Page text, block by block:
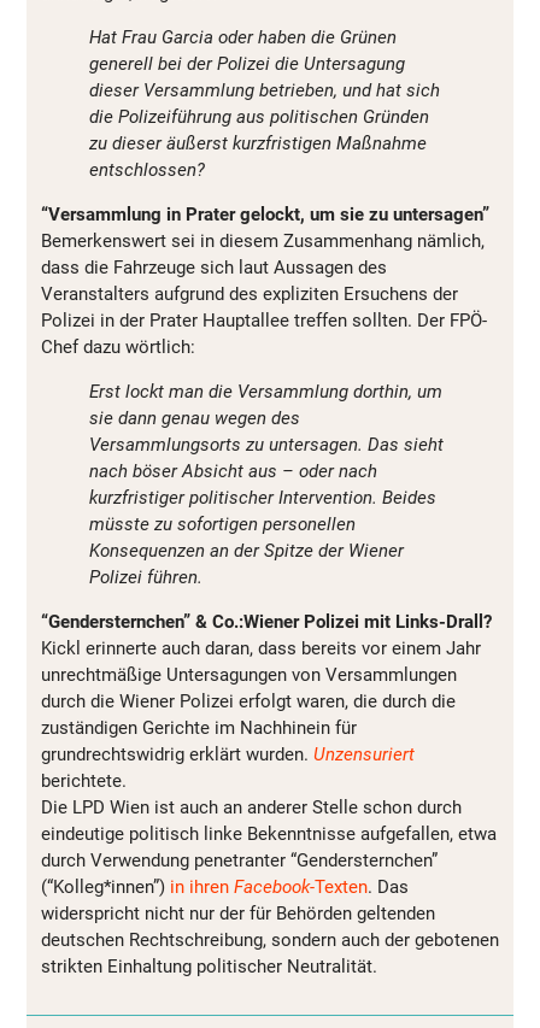
Hat Frau Garcia oder haben die Grünen
generell bei der Polizei die Untersagung
dieser Versammlung betrieben, und hat sich
die Polizeiführung aus politischen Gründen
zu dieser äußerst kurzfristigen Maßnahme
entschlossen?
“Versammlung in Prater gelockt, um sie zu untersagen”
Bemerkenswert sei in diesem Zusammenhang nämlich,
dass die Fahrzeuge sich laut Aussagen des
Veranstalters aufgrund des expliziten Ersuchens der
Polizei in der Prater Hauptallee treffen sollten. Der FPÖ-
Chef dazu wörtlich:
Erst lockt man die Versammlung dorthin, um
sie dann genau wegen des
Versammlungsorts zu untersagen. Das sieht
nach böser Absicht aus – oder nach
kurzfristiger politischer Intervention. Beides
müsste zu sofortigen personellen
Konsequenzen an der Spitze der Wiener
Polizei führen.
“Gendersternchen” & Co.:Wiener Polizei mit Links-Drall?
Kickl erinnerte auch daran, dass bereits vor einem Jahr
unrechtmäßige Untersagungen von Versammlungen
durch die Wiener Polizei erfolgt waren, die durch die
zuständigen Gerichte im Nachhinein für
grundrechtswidrig erklärt wurden. Unzensuriert
berichtete.
Die LPD Wien ist auch an anderer Stelle schon durch
eindeutige politisch linke Bekenntnisse aufgefallen, etwa
durch Verwendung penetranter “Gendersternchen”
(“Kolleg*innen”) in ihren Facebook-Texten. Das
widerspricht nicht nur der für Behörden geltenden
deutschen Rechtschreibung, sondern auch der gebotenen
strikten Einhaltung politischer Neutralität.